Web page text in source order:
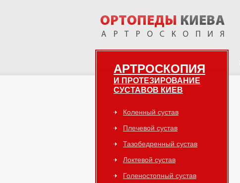
АРТРОСКОПИЯ
И ПРОТЕЗИРОВАНИЕ
СУСТАВОВ КИЕВ
Коленный сустав
Плечевой сустав
Тазобедренный сустав
Локтевой сустав
Голеностопный сустав